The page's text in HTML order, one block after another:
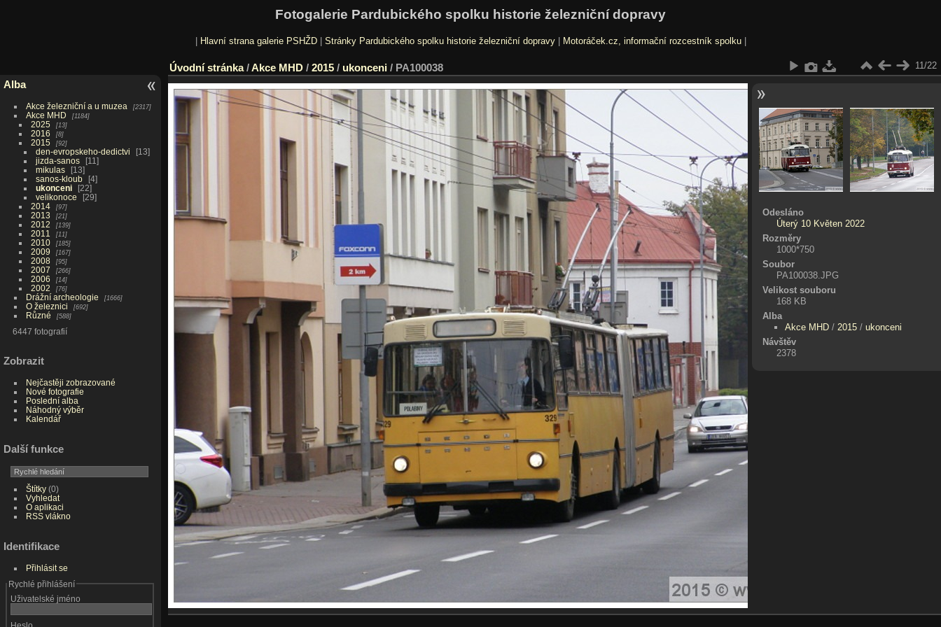
Fotogalerie Pardubického spolku historie železniční dopravy
Hlavní strana galerie PSHŽD| Stránky Pardubického spolku historie železniční dopravy| Motoráček.cz, informační rozcestník spolku|
Alba
Akce železniční a u muzea 2317
Akce MHD 1184
2025 13
2016 8
2015 92
den-evropskeho-dedictvi
13
jizda-sanos
11
mikulas
13
sanos-kloub
4
ukonceni
22
velikonoce
29
2014
97
2013 21
2012 139
2011 11
2010 185
2009 167
2008 95
2007 266
2006 14
2002 76
Drážní archeologie 1666
O železnici 692
Různé 588
6447 fotografií
Zobrazit
Nejčastěji zobrazované
Nové fotografie
Poslední alba
Náhodný výběr
Kalendář
Další funkce
Štítky(0)
Vyhledat
O aplikaci
RSS vlákno
Identifikace
Přihlásit se
Rychlé přihlášení
Uživatelské jméno
Úvodní stránka/Akce MHD / 2015 / ukonceni / PA100038 11/22
Odesláno
Úterý 10 Květen 2022
Rozměry
1000*750
Soubor
PA100038.JPG
Velikost souboru
168 KB
Alba
Akce MHD / 2015 /ukonceni
Návštěv
2378